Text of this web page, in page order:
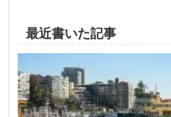
最近書いた記事